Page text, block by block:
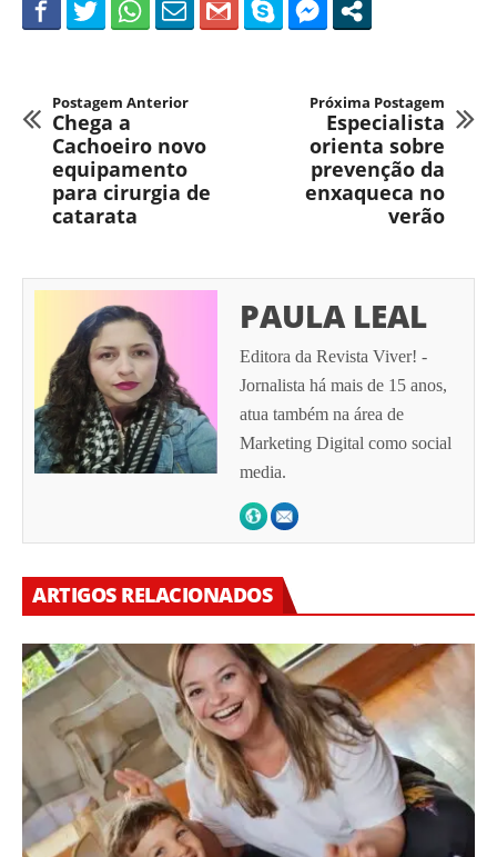
Postagem Anterior
Chega a
Cachoeiro novo
equipamento
para cirurgia de
catarata
Próxima Postagem
Especialista
orienta sobre
prevenção da
enxaqueca no
verão
PAULA LEAL
Editora da Revista Viver! -
Jornalista há mais de 15 anos,
atua também na área de
Marketing Digital como social
media.
ARTIGOS RELACIONADOS